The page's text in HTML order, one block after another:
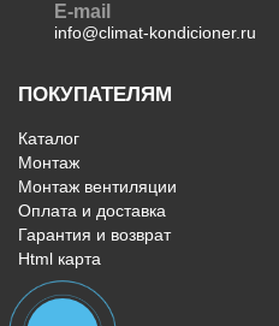
E-mail
info@climat-kondicioner.ru
ПОКУПАТЕЛЯМ
Каталог
Монтаж
Монтаж вентиляции
Оплата и доставка
Гарантия и возврат
Html карта